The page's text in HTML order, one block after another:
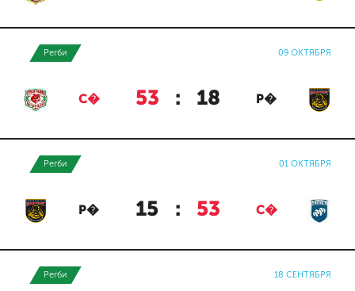
Регби 09 ОКТЯБРЯ
С� 53 : 18 Р�
Регби 01 ОКТЯБРЯ
Р� 15 : 53 С�
Регби 18 СЕНТЯБРЯ